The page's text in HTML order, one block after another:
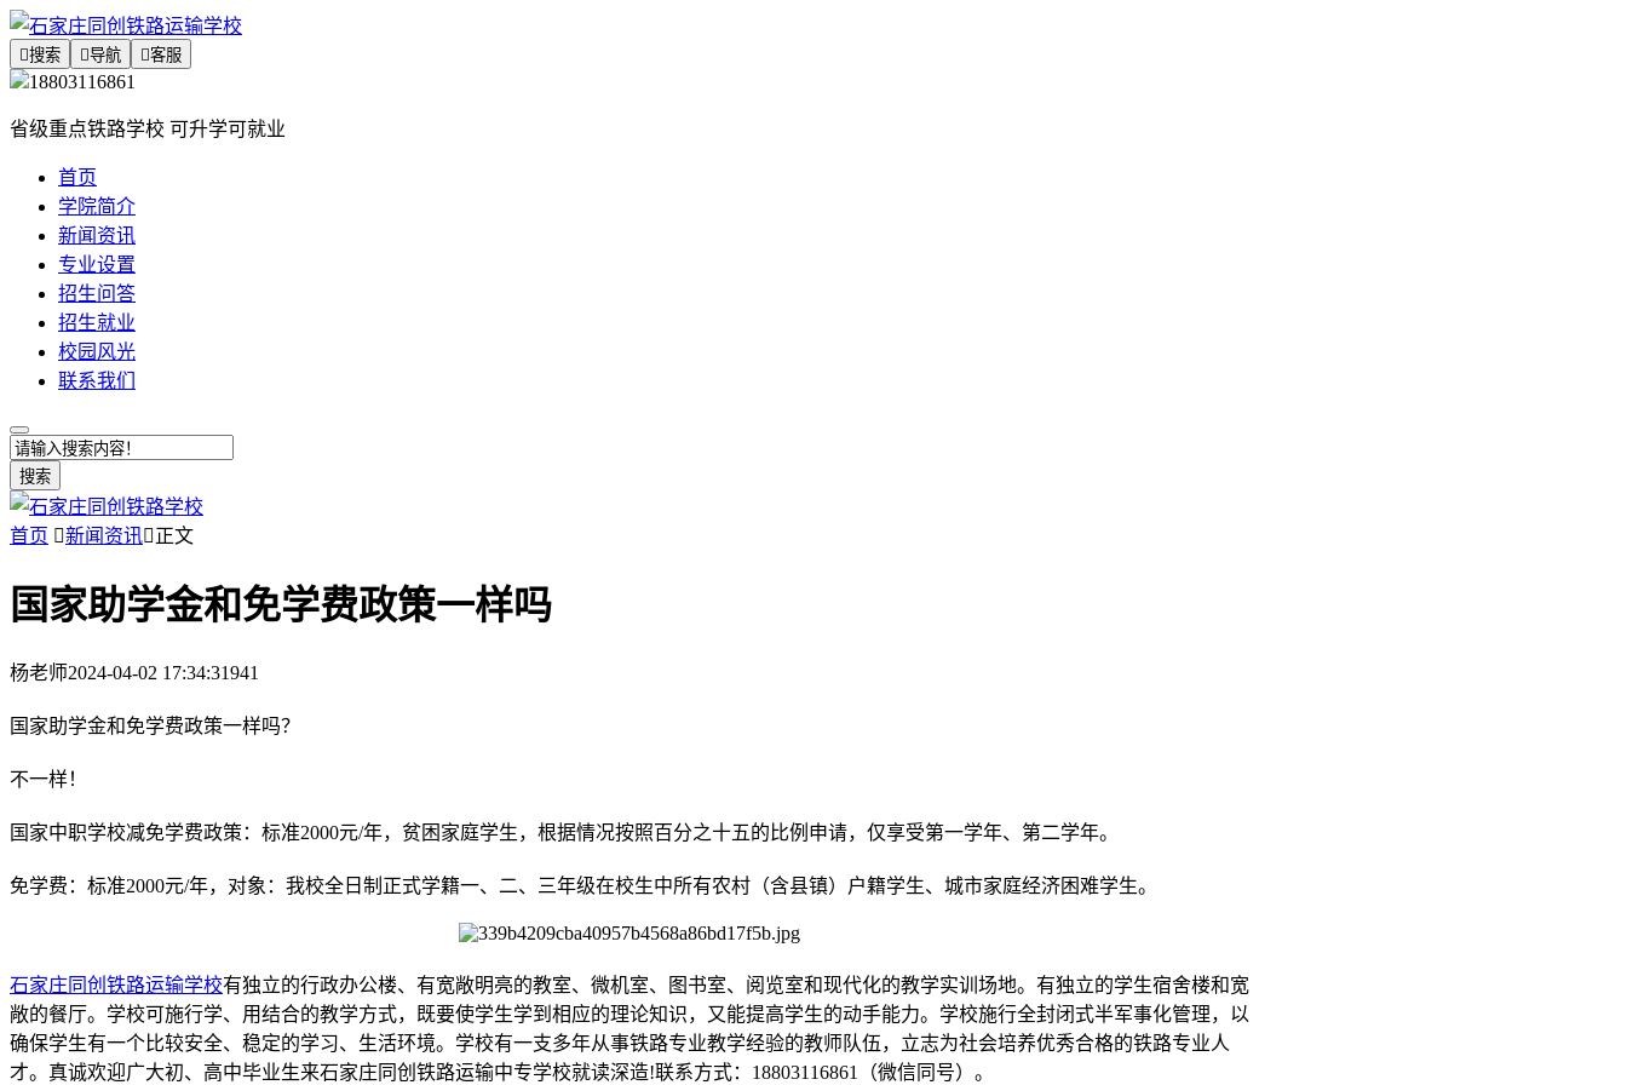
搜索 导航 客服
18803116861
省级重点铁路学校 可升学可就业
首页
学院简介
新闻资讯
专业设置
招生问答
招生就业
校园风光
联系我们
搜索
首页 新闻资讯正文
国家助学金和免学费政策一样吗
杨老师2024-04-02 17:34:31941
国家助学金和免学费政策一样吗？
不一样！
国家中职学校减免学费政策：标准2000元/年，贫困家庭学生，根据情况按照百分之十五的比例申请，仅享受第一学年、第二学年。
免学费：标准2000元/年，对象：我校全日制正式学籍一、二、三年级在校生中所有农村（含县镇）户籍学生、城市家庭经济困难学生。
石家庄同创铁路运输学校有独立的行政办公楼、有宽敞明亮的教室、微机室、图书室、阅览室和现代化的教学实训场地。有独立的学生宿舍楼和宽
敞的餐厅。学校可施行学、用结合的教学方式，既要使学生学到相应的理论知识，又能提高学生的动手能力。学校施行全封闭式半军事化管理，以
确保学生有一个比较安全、稳定的学习、生活环境。学校有一支多年从事铁路专业教学经验的教师队伍，立志为社会培养优秀合格的铁路专业人
才。真诚欢迎广大初、高中毕业生来石家庄同创铁路运输中专学校就读深造!联系方式：18803116861（微信同号）。